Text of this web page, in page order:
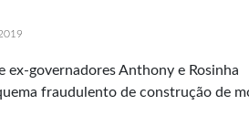
ex-governadores Anthony e Rosinha
fraudulento de construção de